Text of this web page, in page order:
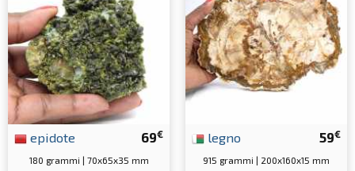
69€
epidote
180 grammi | 70x65x35 mm
59€
legno
915 grammi | 200x160x15 mm